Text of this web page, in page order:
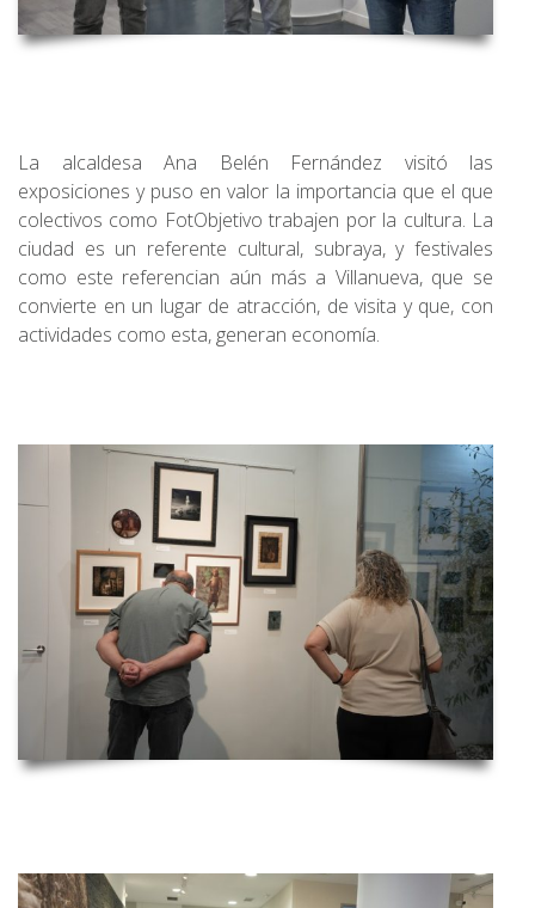
La alcaldesa Ana Belén Fernández visitó las
exposiciones y puso en valor la importancia que el que
colectivos como FotObjetivo trabajen por la cultura. La
ciudad es un referente cultural, subraya, y festivales
como este referencian aún más a Villanueva, que se
convierte en un lugar de atracción, de visita y que, con
actividades como esta, generan economía.